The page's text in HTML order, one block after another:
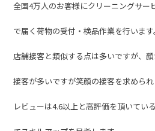
EC受付・検品・梱包の仕
求められる
全国4万人のお客様にクリーニングサー
で届く荷物の受付・検品作業を行いま